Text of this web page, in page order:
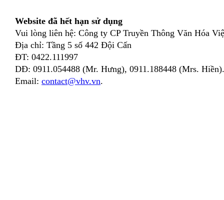
Website đã hết hạn sử dụng
Vui lòng liên hệ: Công ty CP Truyền Thông Văn Hóa
Địa chỉ: Tầng 5 số 442 Đội Cấn
ĐT: 0422.111997
DĐ: 0911.054488 (Mr. Hưng), 0911.188448 (Mrs. Hiền).
Email: contact@vhv.vn.